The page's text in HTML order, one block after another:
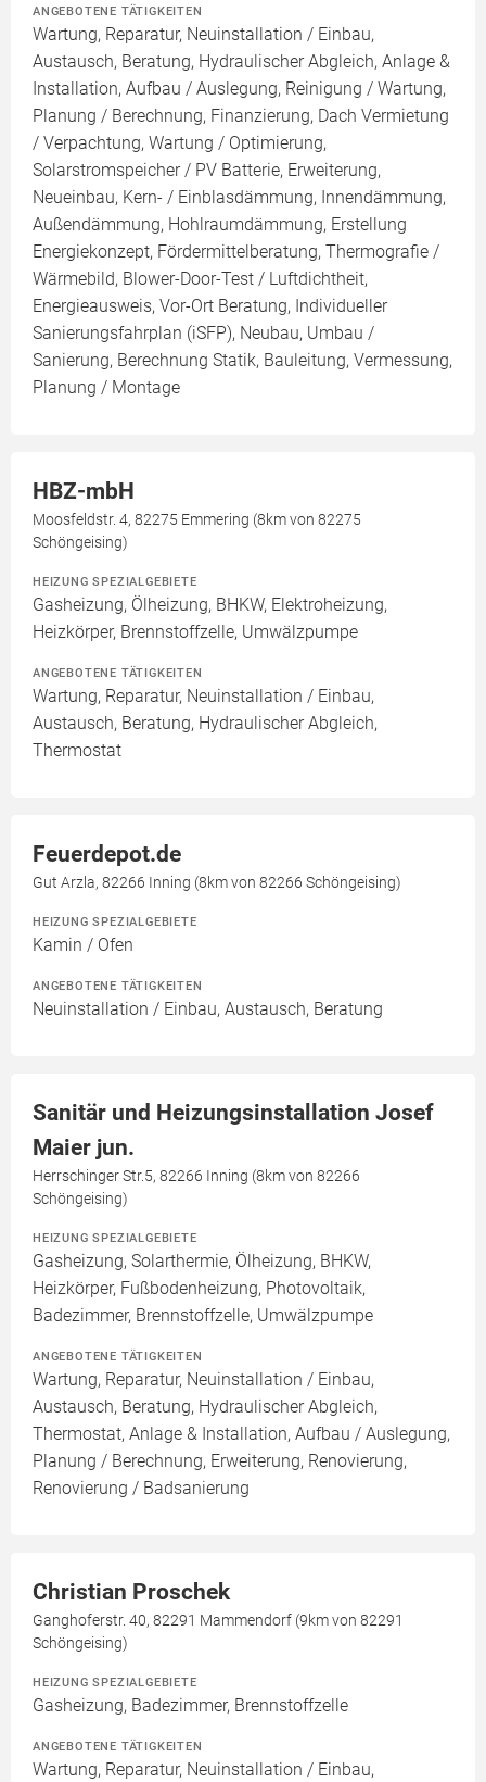
ANGEBOTENE TÄTIGKEITEN
Wartung, Reparatur, Neuinstallation / Einbau,
Austausch, Beratung, Hydraulischer Abgleich, Anlage &
Installation, Aufbau / Auslegung, Reinigung / Wartung,
Planung / Berechnung, Finanzierung, Dach Vermietung
/ Verpachtung, Wartung / Optimierung,
Solarstromspeicher / PV Batterie, Erweiterung,
Neueinbau, Kern- / Einblasdämmung, Innendämmung,
Außendämmung, Hohlraumdämmung, Erstellung
Energiekonzept, Fördermittelberatung, Thermografie /
Wärmebild, Blower-Door-Test / Luftdichtheit,
Energieausweis, Vor-Ort Beratung, Individueller
Sanierungsfahrplan (iSFP), Neubau, Umbau /
Sanierung, Berechnung Statik, Bauleitung, Vermessung,
Planung / Montage
HBZ-mbH
Moosfeldstr. 4, 82275 Emmering (8km von 82275
Schöngeising)
HEIZUNG SPEZIALGEBIETE
Gasheizung, Ölheizung, BHKW, Elektroheizung,
Heizkörper, Brennstoffzelle, Umwälzpumpe
ANGEBOTENE TÄTIGKEITEN
Wartung, Reparatur, Neuinstallation / Einbau,
Austausch, Beratung, Hydraulischer Abgleich,
Thermostat
Feuerdepot.de
Gut Arzla, 82266 Inning (8km von 82266 Schöngeising)
HEIZUNG SPEZIALGEBIETE
Kamin / Ofen
ANGEBOTENE TÄTIGKEITEN
Neuinstallation / Einbau, Austausch, Beratung
Sanitär und Heizungsinstallation Josef
Maier jun.
Herrschinger Str.5, 82266 Inning (8km von 82266
Schöngeising)
HEIZUNG SPEZIALGEBIETE
Gasheizung, Solarthermie, Ölheizung, BHKW,
Heizkörper, Fußbodenheizung, Photovoltaik,
Badezimmer, Brennstoffzelle, Umwälzpumpe
ANGEBOTENE TÄTIGKEITEN
Wartung, Reparatur, Neuinstallation / Einbau,
Austausch, Beratung, Hydraulischer Abgleich,
Thermostat, Anlage & Installation, Aufbau / Auslegung,
Planung / Berechnung, Erweiterung, Renovierung,
Renovierung / Badsanierung
Christian Proschek
Ganghoferstr. 40, 82291 Mammendorf (9km von 82291
Schöngeising)
HEIZUNG SPEZIALGEBIETE
Gasheizung, Badezimmer, Brennstoffzelle
ANGEBOTENE TÄTIGKEITEN
Wartung, Reparatur, Neuinstallation / Einbau,